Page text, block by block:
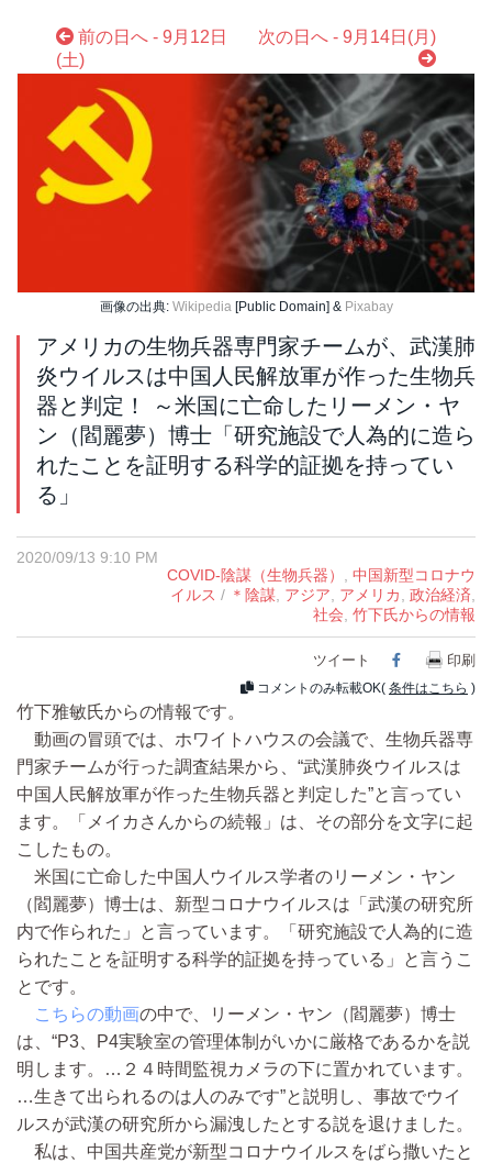
前の日へ - 9月12日
(土)
次の日へ - 9月14日(月)
画像の出典: Wikipedia[Public Domain] & Pixabay
アメリカの生物兵器専門家チームが、武漢肺
炎ウイルスは中国人民解放軍が作った生物兵
器と判定！ ～米国に亡命したリーメン・ヤ
ン（閻麗夢）博士「研究施設で人為的に造ら
れたことを証明する科学的証拠を持ってい
る」
2020/09/13 9:10 PM
COVID-陰謀（生物兵器） , 中国新型コロナウ
イルス / ＊陰謀, アジア, アメリカ, 政治経済,
社会, 竹下氏からの情報
ツイート Facebook
印刷
コメントのみ転載OK( 条件はこちら )
竹下雅敏氏からの情報です。
動画の冒頭では、ホワイトハウスの会議で、生物兵器専
門家チームが行った調査結果から、“武漢肺炎ウイルスは
中国人民解放軍が作った生物兵器と判定した”と言ってい
ます。「メイカさんからの続報」は、その部分を文字に起
こしたもの。
米国に亡命した中国人ウイルス学者のリーメン・ヤン
（閻麗夢）博士は、新型コロナウイルスは「武漢の研究所
内で作られた」と言っています。「研究施設で人為的に造
られたことを証明する科学的証拠を持っている」と言うこ
とです。
こちらの動画の中で、リーメン・ヤン（閻麗夢）博士
は、“P3、P4実験室の管理体制がいかに厳格であるかを説
明します。…２４時間監視カメラの下に置かれています。
…生きて出られるのは人のみです”と説明し、事故でウイ
ルスが武漢の研究所から漏洩したとする説を退けました。
私は、中国共産党が新型コロナウイルスをばら撒いたと